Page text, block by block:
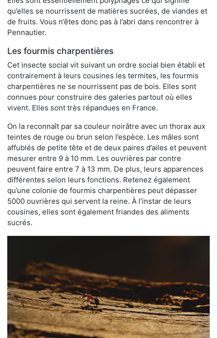
qu’elles se nourrissent de matières sucrées, de viandes et
de fruits. Vous n’êtes donc pas à l’abri dans rencontrer à
Pennautier.
Les fourmis charpentières
Cet insecte social vit suivant un ordre social bien établi et
contrairement à leurs cousines les termites, les fourmis
charpentières ne se nourrissent pas de bois. Elles sont
connues pour construire des galeries partout où elles
vivent. Elles sont très répandues en France.
On la reconnaît par sa couleur noirâtre avec un thorax aux
teintes de rouge ou brun selon l’espèce. Les mâles sont
affublés de petite tête et de deux paires d’ailes et peuvent
mesurer entre 9 à 10 mm. Les ouvrières par contre
peuvent faire entre 7 à 13 mm. De plus, leurs apparences
différentes selon leurs fonctions. Retenez également
qu’une colonie de fourmis charpentières peut dépasser
5000 ouvrières qui servent la reine. À l’instar de leurs
cousines, elles sont également friandes des aliments
sucrés.